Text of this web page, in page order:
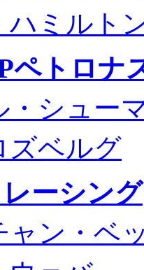
ハミルト
ペトロナ
・シュー
ズベルグ
ーシング
ャン・ベ